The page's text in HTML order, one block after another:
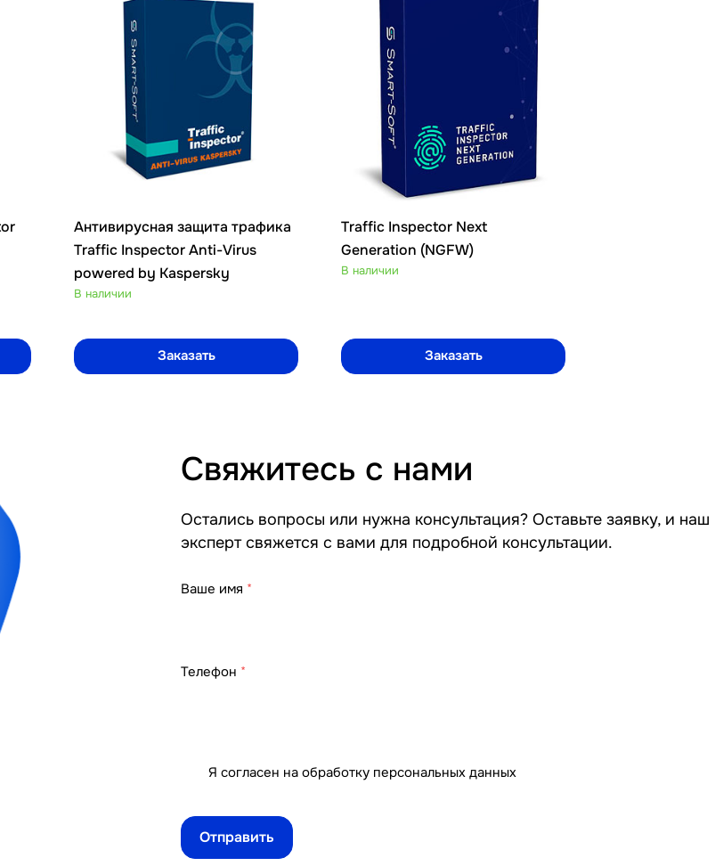
Антивирусная защита трафика
Traffic Inspector Anti-Virus
powered by Kaspersky
В наличии
Заказать
Traffic Inspector Next
Generation (NGFW)
В наличии
Заказать
Свяжитесь с нами
Остались вопросы или нужна консультация? Оставьте заявку, и наш
эксперт свяжется с вами для подробной консультации.
Ваше имя *
Телефон *
Я согласен на обработку персональных данных